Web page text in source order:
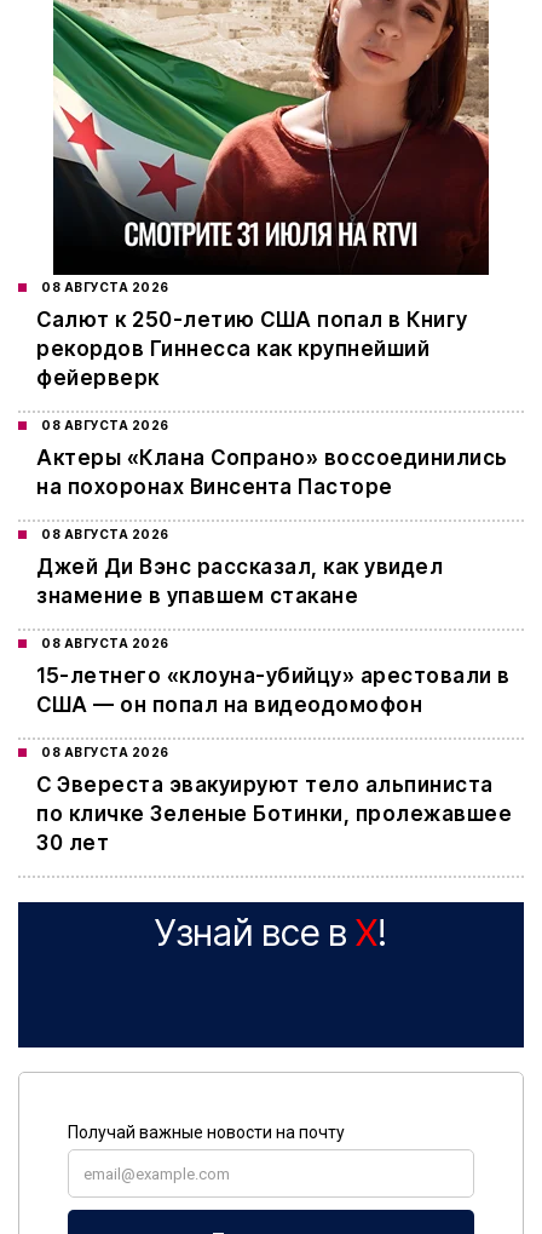
08 АВГУСТА 2026
Салют к 250-летию США попал в Книгу
рекордов Гиннесса как крупнейший
фейерверк
08 АВГУСТА 2026
Актеры «Клана Сопрано» воссоединились
на похоронах Винсента Пасторе
08 АВГУСТА 2026
Джей Ди Вэнс рассказал, как увидел
знамение в упавшем стакане
08 АВГУСТА 2026
15-летнего «клоуна-убийцу» арестовали в
США — он попал на видеодомофон
08 АВГУСТА 2026
С Эвереста эвакуируют тело альпиниста
по кличке Зеленые Ботинки, пролежавшее
30 лет
Узнай все в X!